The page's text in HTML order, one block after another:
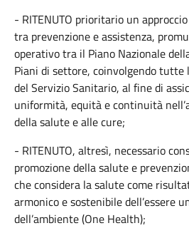
- RITENUTO prioritario un
tra prevenzione e assistenza,
operativo tra il Piano Nazionale
Piani di settore, coinvolgendo tutte
del Servizio Sanitario, al fine di
uniformità, equità e continuità
della salute e alle cure;
- RITENUTO, altresì, necessario
promozione della salute e
che considera la salute come
armonico e sostenibile dell’essere
dell’ambiente (One Health);